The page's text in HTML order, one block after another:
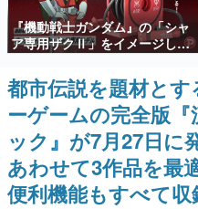
殿堂入り記事
SNS拡散数が数千
ど。多くの人々に
事をまとめました。
ゲームの企画書
名作ゲームクリエ
聞きし、ヒットす
きます。
赫本
この物語を解いて
の形をした短編ホラ
『機動戦士ガンダム』の「シャ
ア専用ザクⅡ」をイメージした
散水ホースリールが予約開始。
本体にはシャアのパーソナルマ
ークやジオン公国軍のエンブレ
ム、型式番号などを配置
都市伝説を題材と
ーゲームの完全版
ック』が7月27日に
あわせて3作品を最
便利機能もすべて収